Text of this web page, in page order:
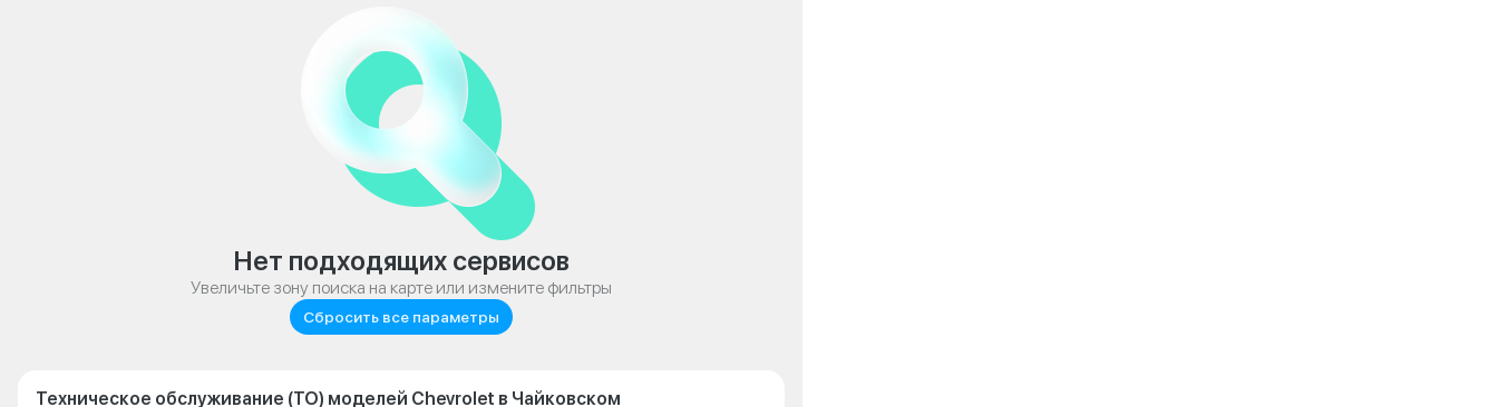
Нет подходящих сервисов
Увеличьте зону поиска на карте или измените фильтры
Сбросить все параметры
Техническое обслуживание (ТО) моделей Chevrolet в Чайковском